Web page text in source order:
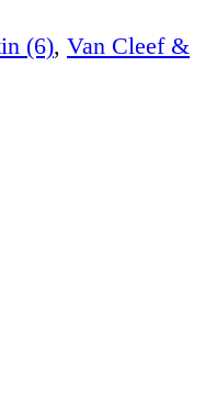
(6), Van Cleef &